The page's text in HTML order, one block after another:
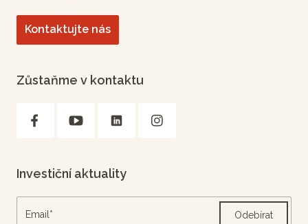
Kontaktujte nás
Zůstaňme v kontaktu
Investiční aktuality
Odebírat